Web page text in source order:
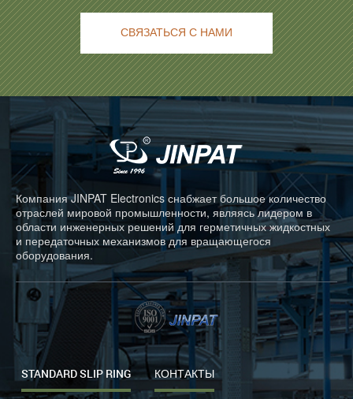
СВЯЗАТЬСЯ С НАМИ
Компания JINPAT Electronics снабжает большое количество
отраслей мировой промышленности, являясь лидером в
области инженерных решений для герметичных жидкостных
и передаточных механизмов для вращающегося
оборудования.
STANDARD SLIP RING КОНТАКТЫ